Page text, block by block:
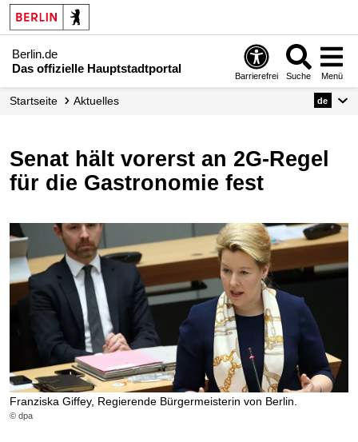
Berlin.de
Das offizielle Hauptstadtportal
Barrierefrei Suche Menü
Startseite Aktuelles de
Senat hält vorerst an 2G-Regel
für die Gastronomie fest
Franziska Giffey, Regierende Bürgermeisterin von Berlin.
© dpa